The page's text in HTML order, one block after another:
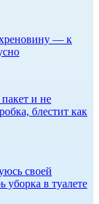
— к
и не
блестит как
своей
уборка в туалете